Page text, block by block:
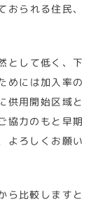
られる住民、
として低く、下
めには加入率の
供用開始区域と
協力のもと早期
よろしくお願い
ら比較しますと